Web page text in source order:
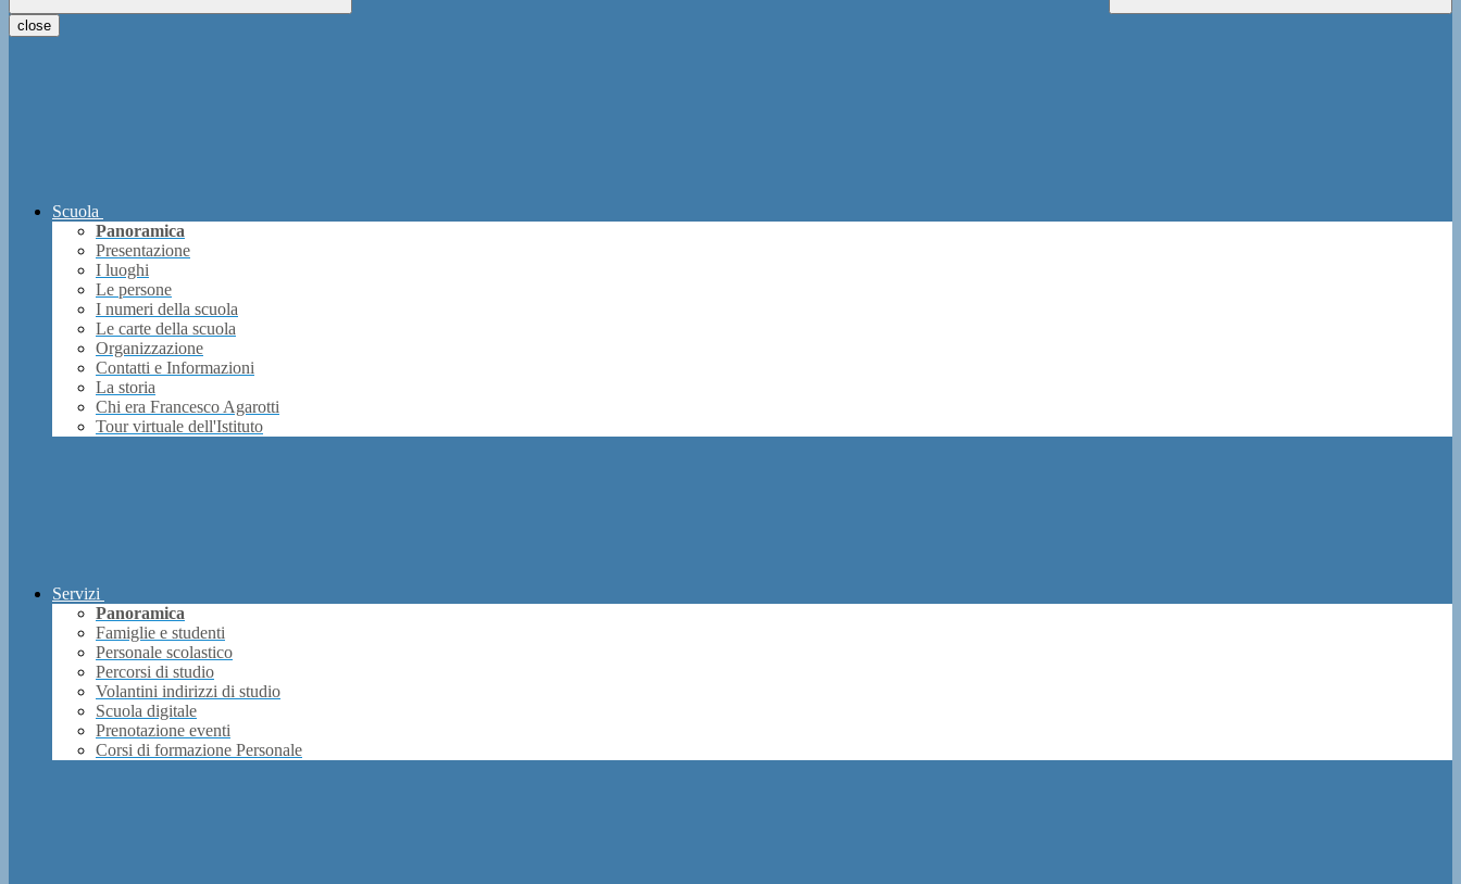
close
Scuola
Panoramica
Presentazione
I luoghi
Le persone
I numeri della scuola
Le carte della scuola
Organizzazione
Contatti e Informazioni
La storia
Chi era Francesco Agarotti
Tour virtuale dell'Istituto
Servizi
Panoramica
Famiglie e studenti
Personale scolastico
Percorsi di studio
Volantini indirizzi di studio
Scuola digitale
Prenotazione eventi
Corsi di formazione Personale